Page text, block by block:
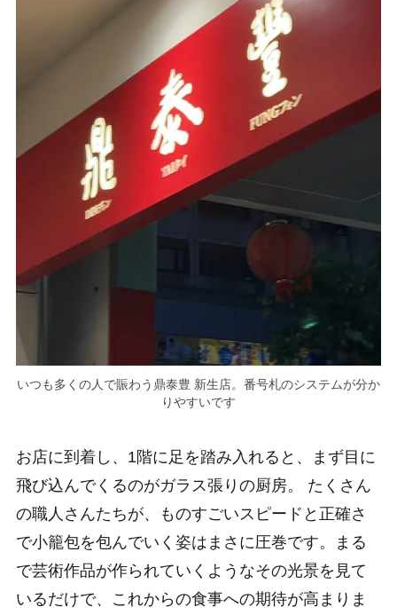
いつも多くの人で賑わう鼎泰豊 新生店。番号札のシステムが分か
りやすいです
お店に到着し、1階に足を踏み入れると、まず目に
飛び込んでくるのがガラス張りの厨房。 たくさん
の職人さんたちが、ものすごいスピードと正確さ
で小籠包を包んでいく姿はまさに圧巻です。まる
で芸術作品が作られていくようなその光景を見て
いるだけで、これからの食事への期待が高まりま